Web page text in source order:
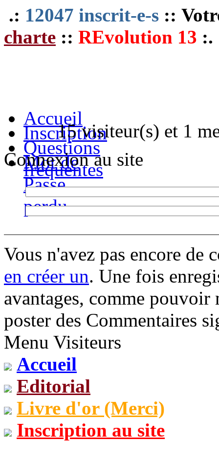
.: 12047 inscrit-e-s ::
charte :: REvolution 13 :.
15 visiteur(s) et 1
Accueil
Inscription
Questions
fréquentes
Mot de
Passe
perdu
Connexion au site
Vous n'avez pas encore de
en créer un. Une fois
avantages, comme
poster des Commentaires
Menu Visiteurs
Accueil
Editorial
Livre d'or (Merci)
Inscription au site